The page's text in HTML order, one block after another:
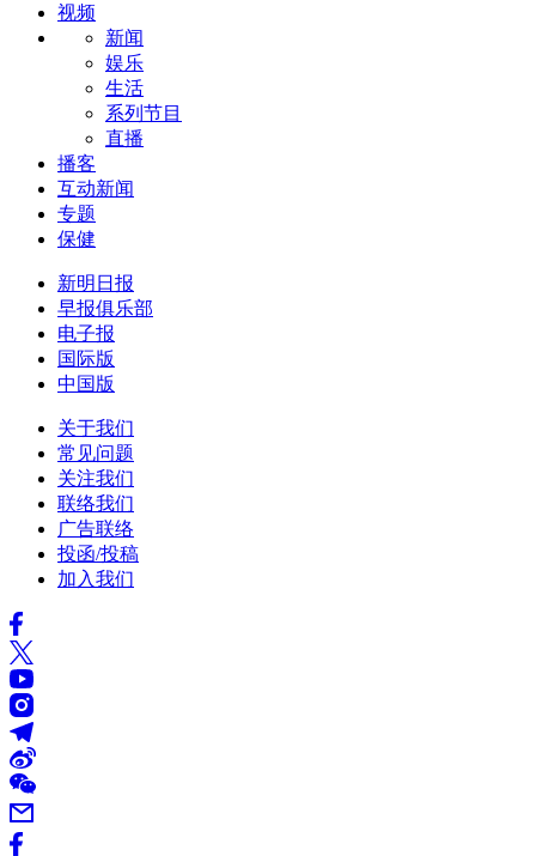
视频
新闻
娱乐
生活
系列节目
直播
播客
互动新闻
专题
保健
新明日报
早报俱乐部
电子报
国际版
中国版
关于我们
常见问题
关注我们
联络我们
广告联络
投函/投稿
加入我们